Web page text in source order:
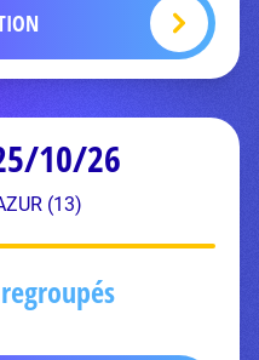
10/26
(13)